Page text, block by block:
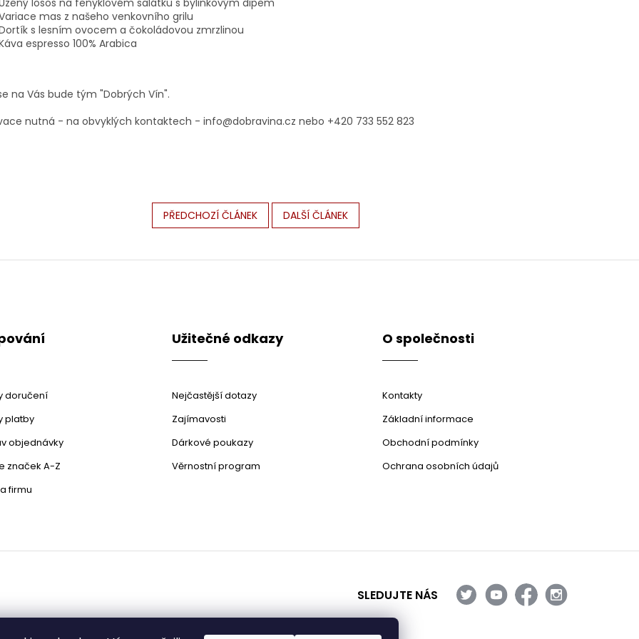
losos na fenyklovém salátku s bylinkovým dipem
mas z našeho venkovního grilu
s lesním ovocem a čokoládovou zmrzlinou
espresso 100% Arabica
na Vás bude tým "Dobrých Vín".
nutná - na obvyklých kontaktech - info@dobravina.cz nebo +420 733 552 823
PŘEDCHOZÍ ČLÁNEK DALŠÍ ČLÁNEK
doručení
platby
objednávky
značek A-Z
firmu
Užitečné odkazy
Nejčastější dotazy
Zajímavosti
Dárkové poukazy
Věrnostní program
O společnosti
Kontakty
Základní informace
Obchodní podmínky
Ochrana osobních údajů
SLEDUJTE NÁS